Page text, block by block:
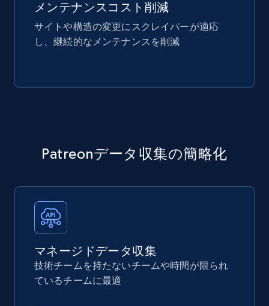
メンテナンスコスト削減
サイトや構造の変更にスクレイパーが適応
し、継続的なメンテナンスを削減
Patreonデータ収集の簡略化
マネージドデータ収集
技術チームを持たないチームや時間が限られ
ているチームに最適